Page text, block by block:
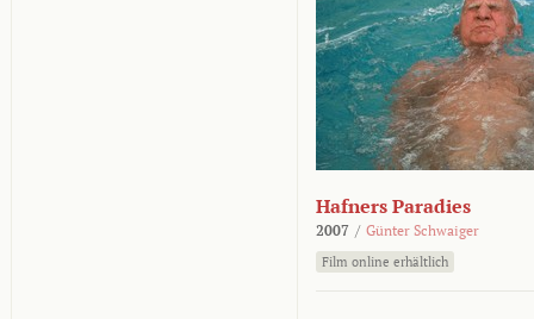
Hafners Paradies
2007 / Günter Schwaiger
Film online erhältlich